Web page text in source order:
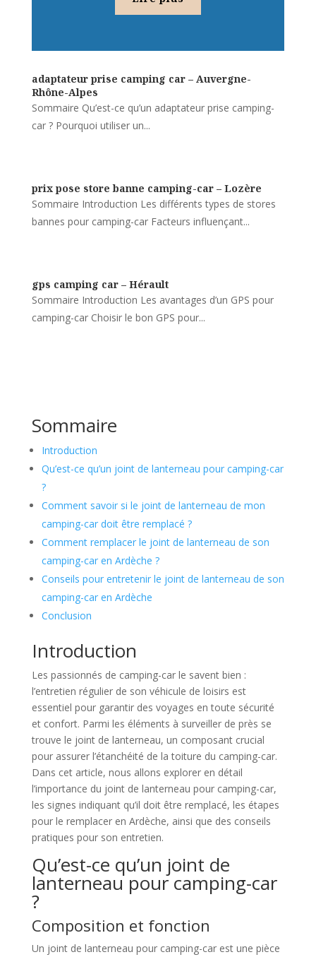
adaptateur prise camping car – Auvergne-
Rhône-Alpes
Sommaire Qu’est-ce qu’un adaptateur prise camping-
car ? Pourquoi utiliser un...
prix pose store banne camping-car – Lozère
Sommaire Introduction Les différents types de stores
bannes pour camping-car Facteurs influençant...
gps camping car – Hérault
Sommaire Introduction Les avantages d’un GPS pour
camping-car Choisir le bon GPS pour...
Sommaire
Introduction
Qu’est-ce qu’un joint de lanterneau pour camping-car
?
Comment savoir si le joint de lanterneau de mon
camping-car doit être remplacé ?
Comment remplacer le joint de lanterneau de son
camping-car en Ardèche ?
Conseils pour entretenir le joint de lanterneau de son
camping-car en Ardèche
Conclusion
Introduction
Les passionnés de camping-car le savent bien :
l’entretien régulier de son véhicule de loisirs est
essentiel pour garantir des voyages en toute sécurité
et confort. Parmi les éléments à surveiller de près se
trouve le joint de lanterneau, un composant crucial
pour assurer l’étanchéité de la toiture du camping-car.
Dans cet article, nous allons explorer en détail
l’importance du joint de lanterneau pour camping-car,
les signes indiquant qu’il doit être remplacé, les étapes
pour le remplacer en Ardèche, ainsi que des conseils
pratiques pour son entretien.
Qu’est-ce qu’un joint de
lanterneau pour camping-car
?
Composition et fonction
Un joint de lanterneau pour camping-car est une pièce